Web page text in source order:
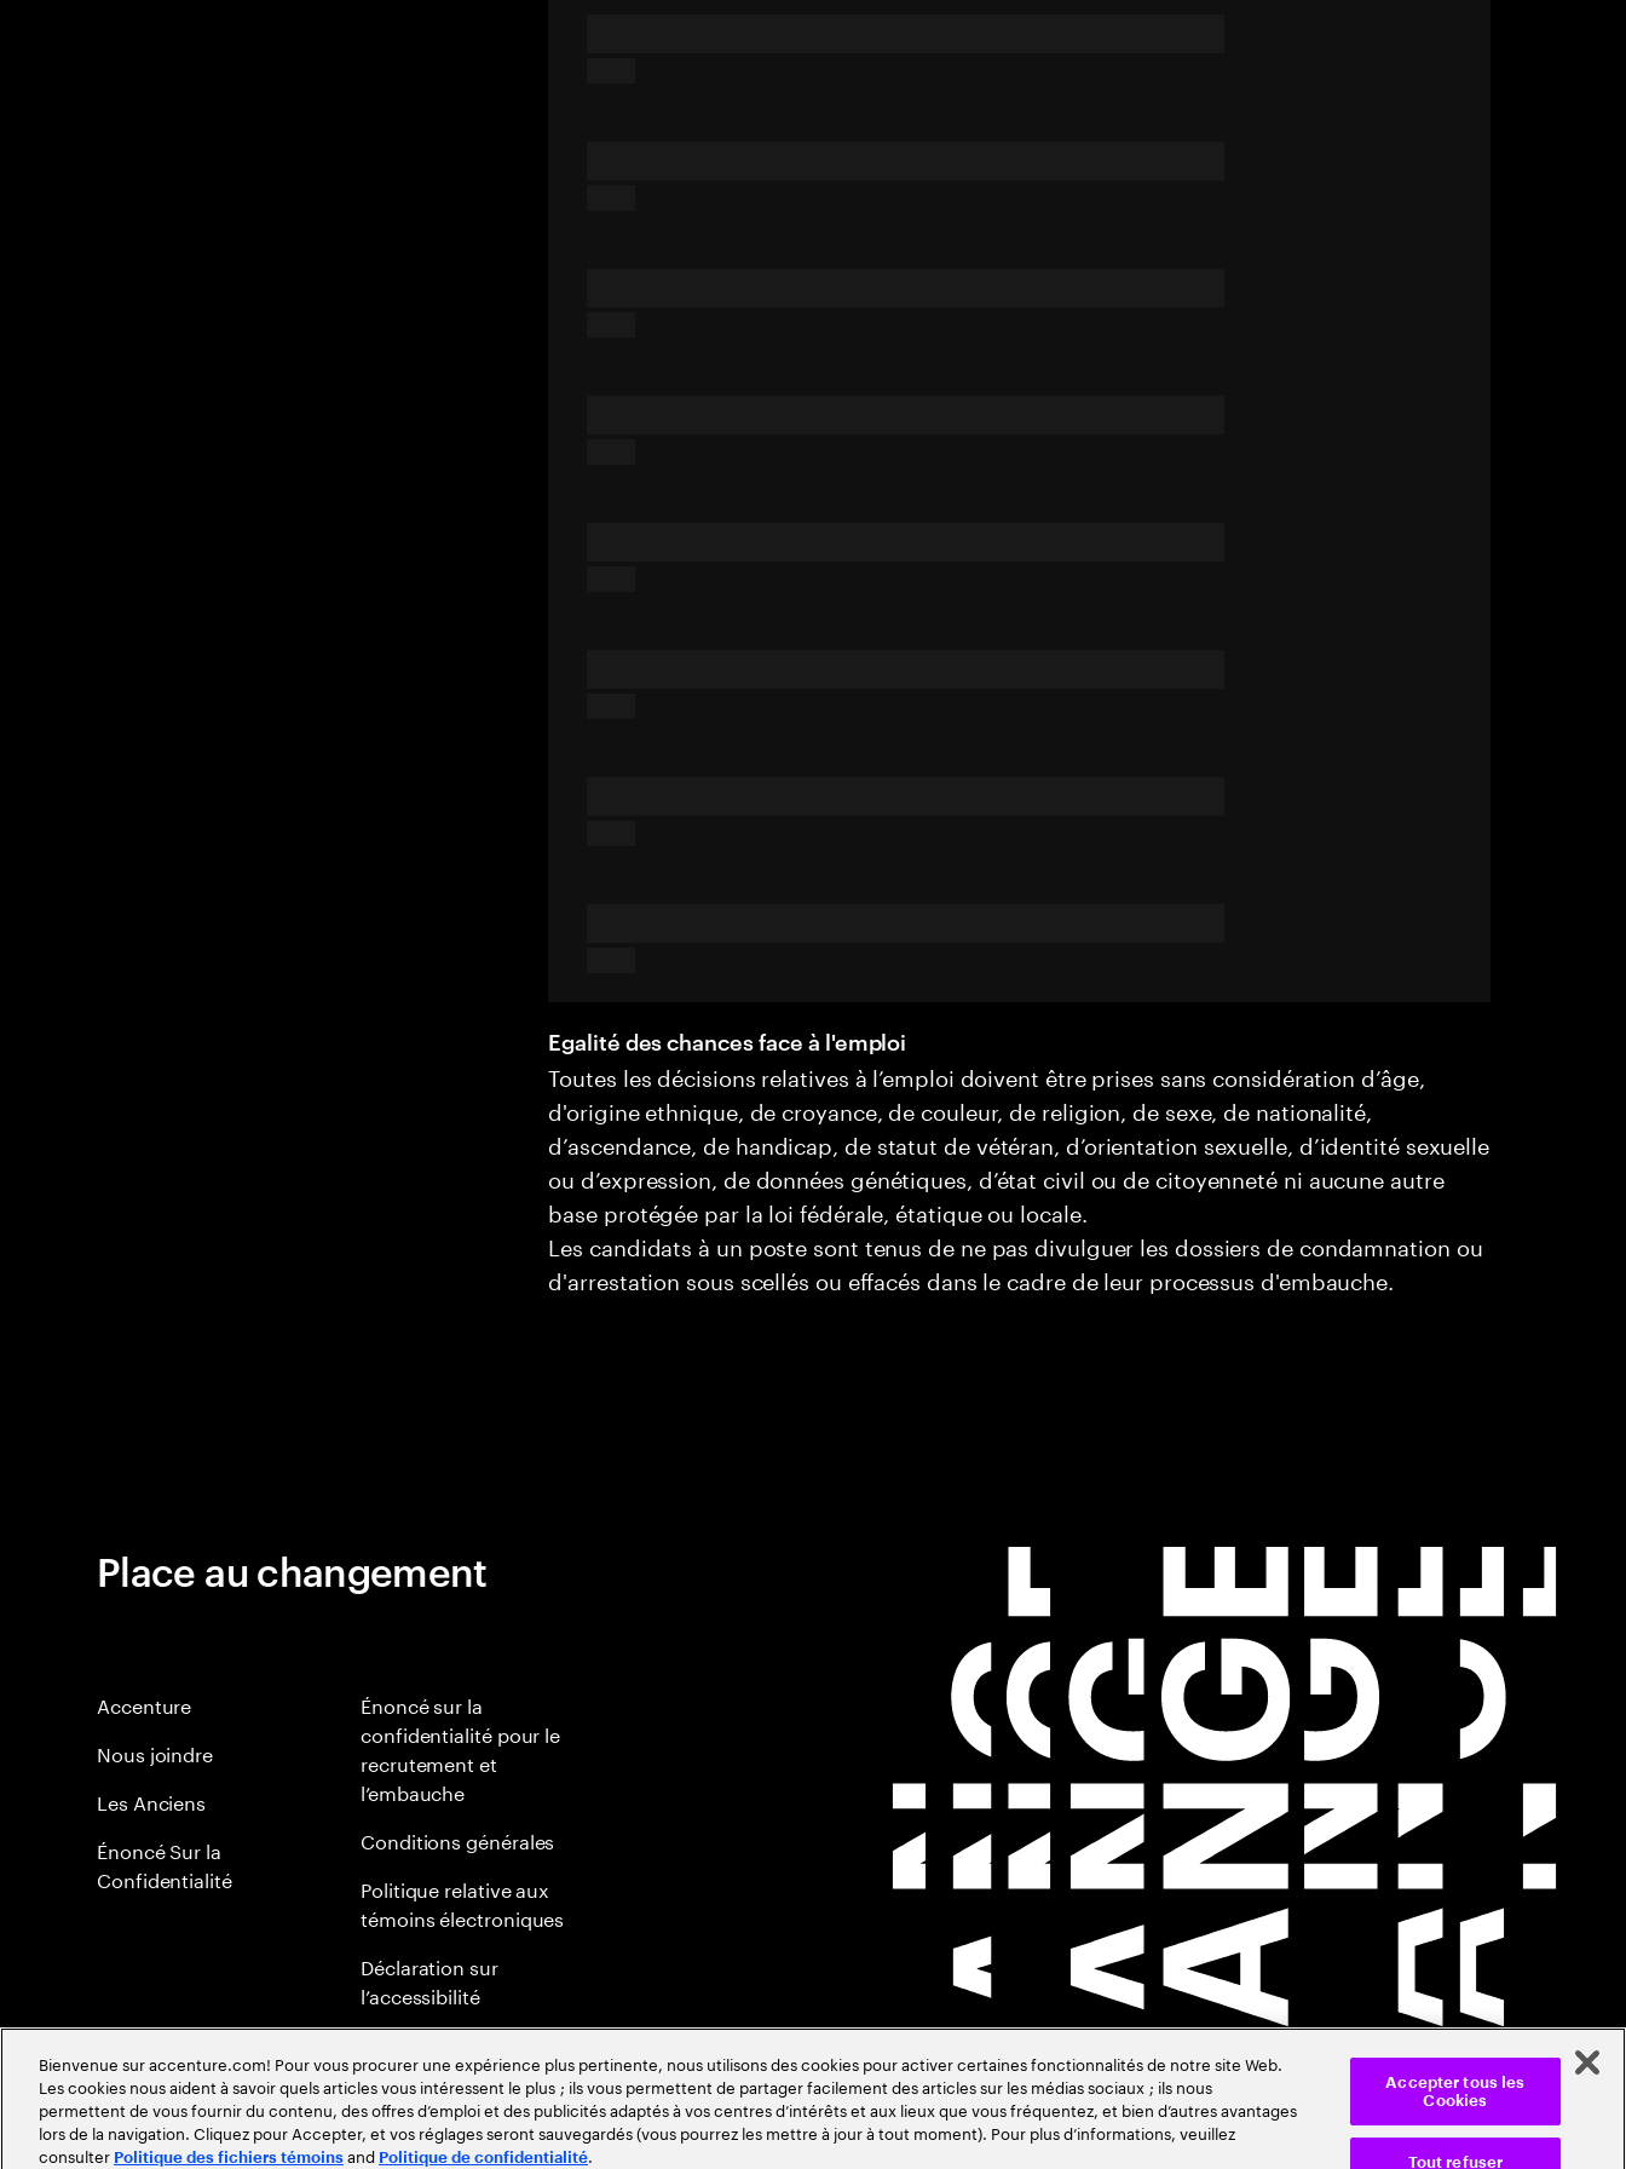
Egalité des chances face à l'emploi
Toutes les décisions relatives à l’emploi doivent être prises sans considération d’âge,
d'origine ethnique, de croyance, de couleur, de religion, de sexe, de nationalité,
d’ascendance, de handicap, de statut de vétéran, d’orientation sexuelle, d’identité sexuelle
ou d’expression, de données génétiques, d’état civil ou de citoyenneté ni aucune autre
base protégée par la loi fédérale, étatique ou locale.
Les candidats à un poste sont tenus de ne pas divulguer les dossiers de condamnation ou
d'arrestation sous scellés ou effacés dans le cadre de leur processus d'embauche.
Place au changement
Accenture
Nous joindre
Les Anciens
Énoncé Sur la
Confidentialité
Énoncé sur la
confidentialité pour le
recrutement et
l’embauche
Conditions générales
Politique relative aux
témoins électroniques
Déclaration sur
l’accessibilité
Politique mondiale de
méritocratie
Bienvenue sur accenture.com! Pour vous procurer une expérience plus pertinente, nous utilisons des cookies pour activer certaines fonctionnalités de notre site Web.
Les cookies nous aident à savoir quels articles vous intéressent le plus ; ils vous permettent de partager facilement des articles sur les médias sociaux ; ils nous
permettent de vous fournir du contenu, des offres d’emploi et des publicités adaptés à vos centres d’intérêts et aux lieux que vous fréquentez, et bien d’autres avantages
lors de la navigation. Cliquez pour Accepter, et vos réglages seront sauvegardés (vous pourrez les mettre à jour à tout moment). Pour plus d’informations, veuillez
consulter Politique des fichiers témoins and Politique de confidentialité. Tout refuser
Accepter tous les
Cookies